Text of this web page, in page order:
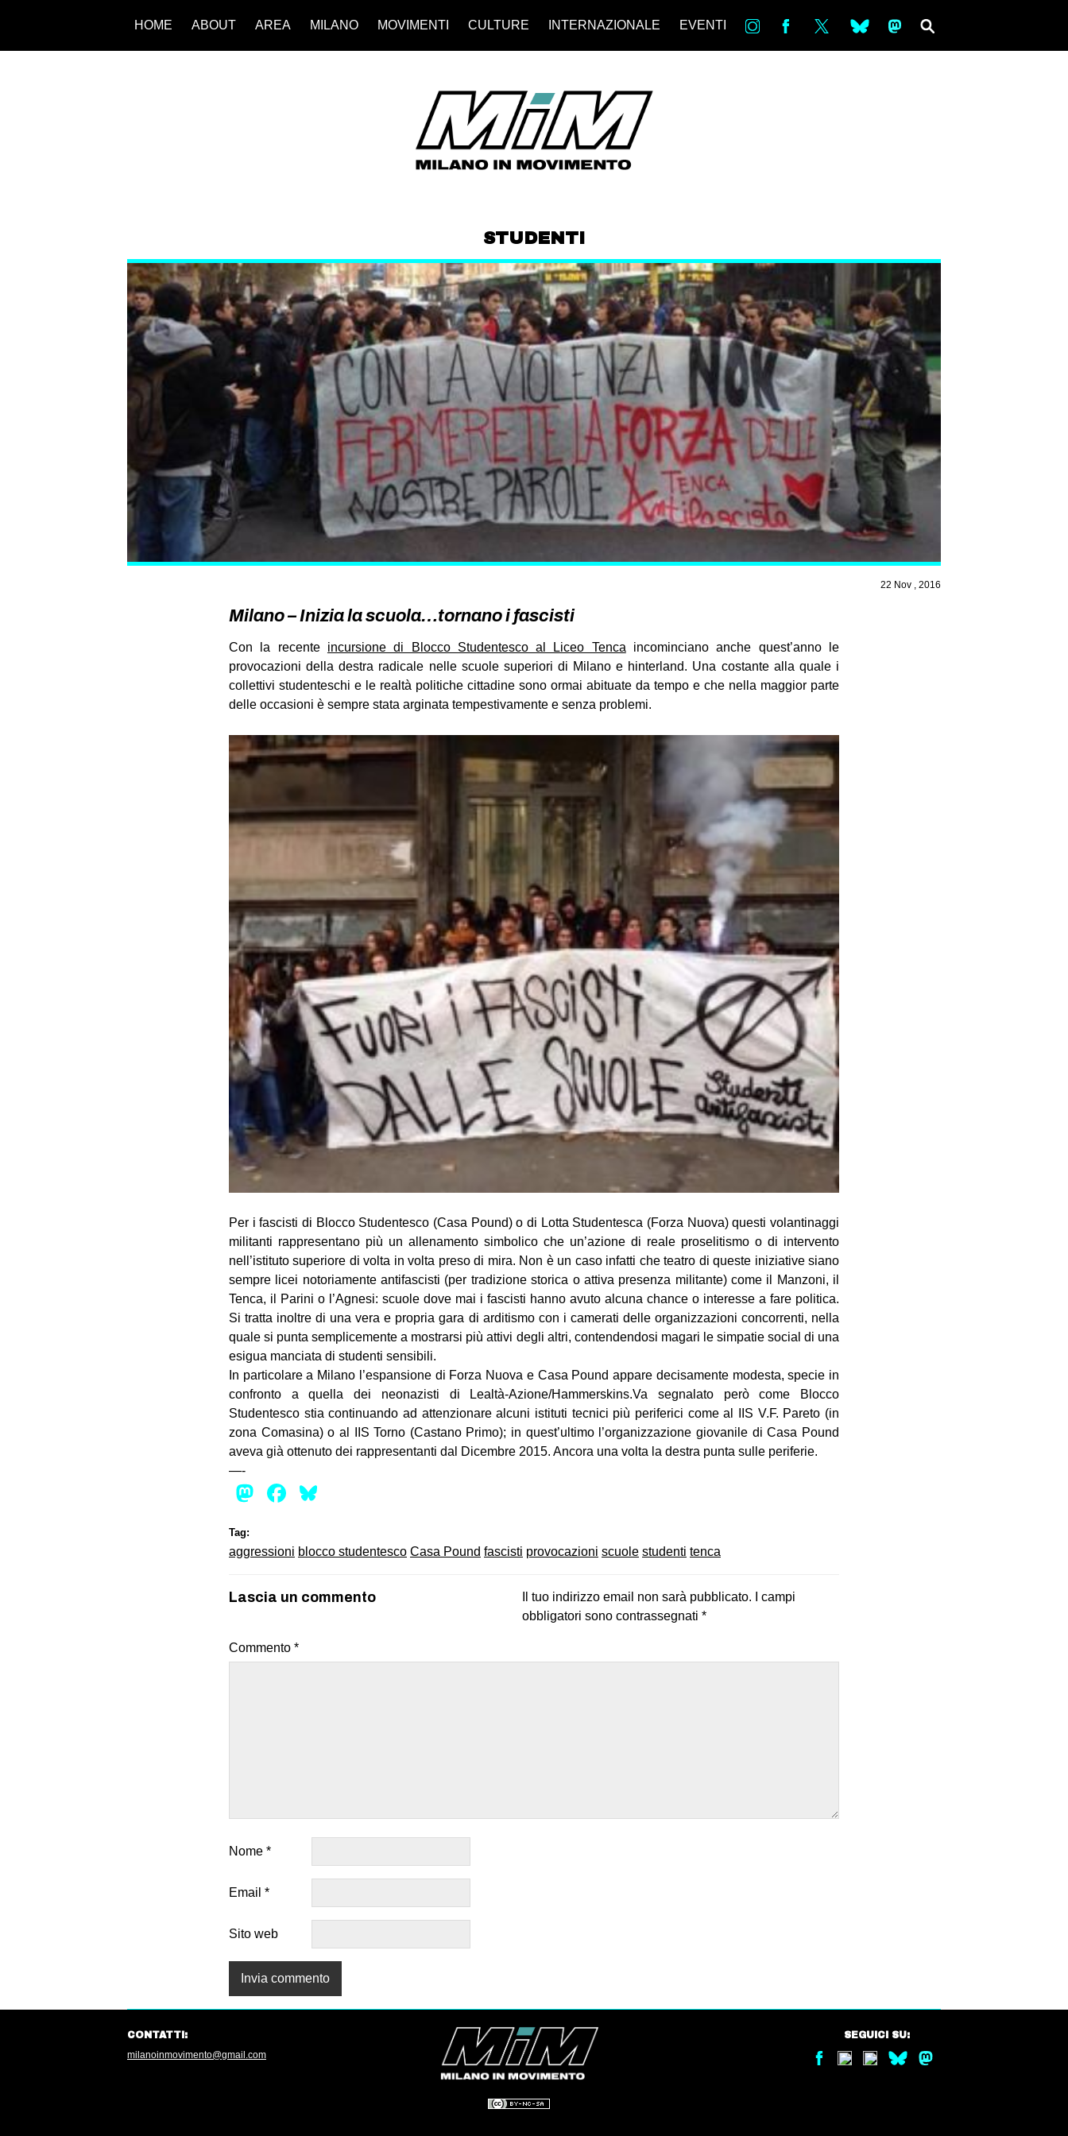
HOME ABOUT AREA MILANO MOVIMENTI CULTURE INTERNAZIONALE EVENTI in bsky ms
STUDENTI
22 Nov , 2016
Milano – Inizia la scuola…tornano i fascisti
Con la recente incursione di Blocco Studentesco al Liceo Tenca incominciano anche quest’anno le
provocazioni della destra radicale nelle scuole superiori di Milano e hinterland. Una costante alla quale i
collettivi studenteschi e le realtà politiche cittadine sono ormai abituate da tempo e che nella maggior parte
delle occasioni è sempre stata arginata tempestivamente e senza problemi.
Per i fascisti di Blocco Studentesco (Casa Pound) o di Lotta Studentesca (Forza Nuova) questi volantinaggi
militanti rappresentano più un allenamento simbolico che un’azione di reale proselitismo o di intervento
nell’istituto superiore di volta in volta preso di mira. Non è un caso infatti che teatro di queste iniziative siano
sempre licei notoriamente antifascisti (per tradizione storica o attiva presenza militante) come il Manzoni, il
Tenca, il Parini o l’Agnesi: scuole dove mai i fascisti hanno avuto alcuna chance o interesse a fare politica.
Si tratta inoltre di una vera e propria gara di arditismo con i camerati delle organizzazioni concorrenti, nella
quale si punta semplicemente a mostrarsi più attivi degli altri, contendendosi magari le simpatie social di una
esigua manciata di studenti sensibili.
In particolare a Milano l’espansione di Forza Nuova e Casa Pound appare decisamente modesta, specie in
confronto a quella dei neonazisti di Lealtà-Azione/Hammerskins.Va segnalato però come Blocco
Studentesco stia continuando ad attenzionare alcuni istituti tecnici più periferici come al IIS V.F. Pareto (in
zona Comasina) o al IIS Torno (Castano Primo); in quest’ultimo l’organizzazione giovanile di Casa Pound
aveva già ottenuto dei rappresentanti dal Dicembre 2015. Ancora una volta la destra punta sulle periferie.
—-
Mastodon
Facebook
Tag:
aggressioni blocco studentesco Casa Pound fascisti provocazioni scuole studenti tenca
Lascia un commento Il tuo indirizzo email non sarà pubblicato.
I campi
obbligatori sono contrassegnati *
Commento *
Nome *
Email *
Sito web
CONTATTI:
milanoinmovimento@gmail.com
SEGUICI SU: